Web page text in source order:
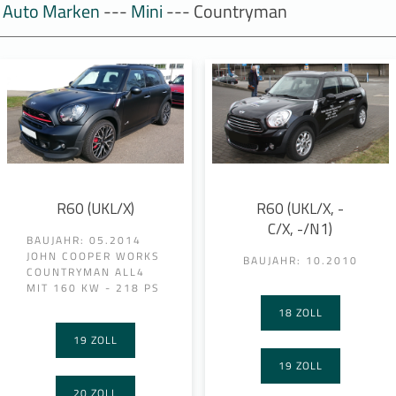
Auto Marken---Mini--- Countryman
R60 (UKL/X)
BAUJAHR: 05.2014
JOHN COOPER WORKS
COUNTRYMAN ALL4
MIT 160 KW - 218 PS
19 ZOLL
20 ZOLL
R60 (UKL/X, -
C/X, -/N1)
BAUJAHR: 10.2010
18 ZOLL
19 ZOLL